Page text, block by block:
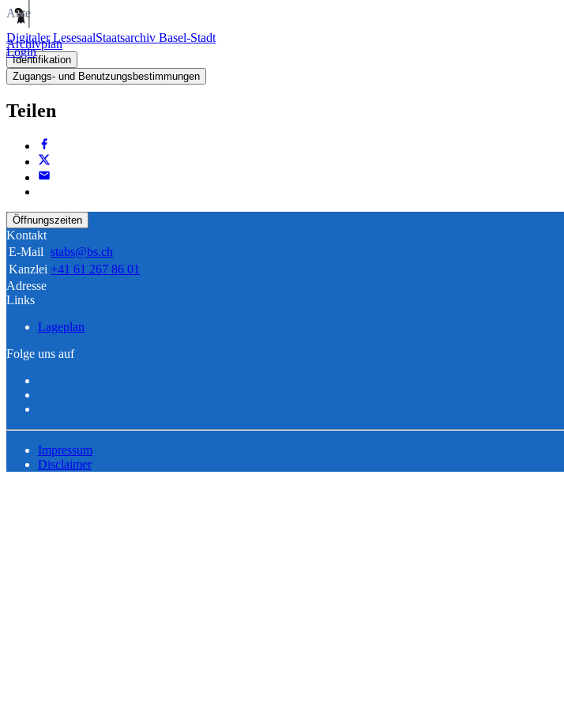
Digitaler LesesaalStaatsarchiv Basel-Stadt
Login
Akte
Archivplan
Identifikation
Zugangs- und Benutzungsbestimmungen
Teilen
Öffnungszeiten
Kontakt
E-Mail stabs@bs.ch
Kanzlei +41 61 267 86 01
Adresse
Links
Lageplan
Folge uns auf
Impressum
Disclaimer